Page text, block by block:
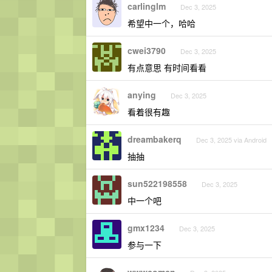
carlinglm Dec 3, 2025
希望中一个，哈哈
cwei3790 Dec 3, 2025
有点意思 有时间看看
anying Dec 3, 2025
看着很有趣
dreambakerq Dec 3, 2025 via Android
抽抽
sun522198558 Dec 3, 2025
中一个吧
gmx1234 Dec 3, 2025
参与一下